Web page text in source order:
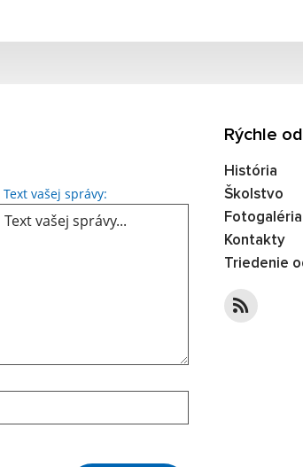
Text vašej správy: Text vašej správy...
Rýchle
História
Školstvo
Fotogaléria
Kontakty
Triedenie